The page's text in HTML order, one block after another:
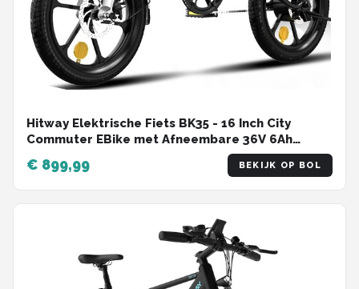
Hitway Elektrische Fiets BK35 - 16 Inch City
Commuter EBike met Afneembare 36V 6Ah
Lithium Batterij - Opvouwbaar E-Bike met 250W
Motor
€ 899,99 BEKIJK OP BOL